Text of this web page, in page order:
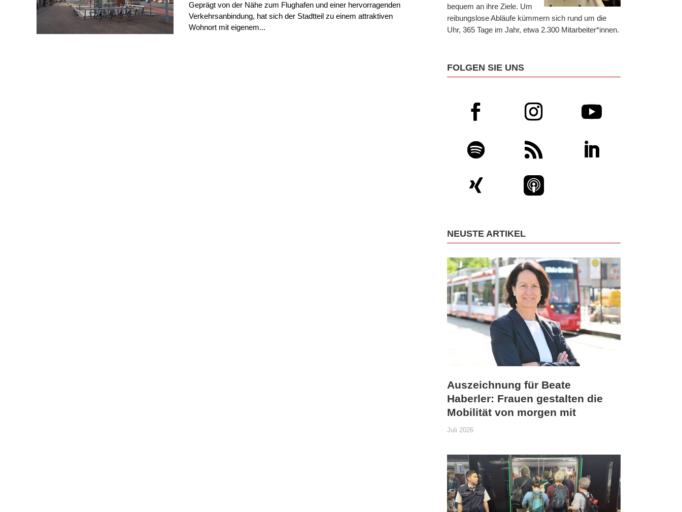
Geprägt von der Nähe zum Flughafen und einer hervorragenden
Verkehrsanbindung, hat sich der Stadtteil zu einem attraktiven
Wohnort mit eigenem...
bequem an ihre Ziele. Um
reibungslose Abläufe kümmern sich rund um die
Uhr, 365 Tage im Jahr, etwa 2.300 Mitarbeiter*innen.
FOLGEN SIE UNS
NEUSTE ARTIKEL
Auszeichnung für Beate
Haberler: Frauen gestalten die
Mobilität von morgen mit
Juli 2026